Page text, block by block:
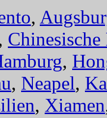
,
Chinesische
,
, Neapel,
, Xiamen